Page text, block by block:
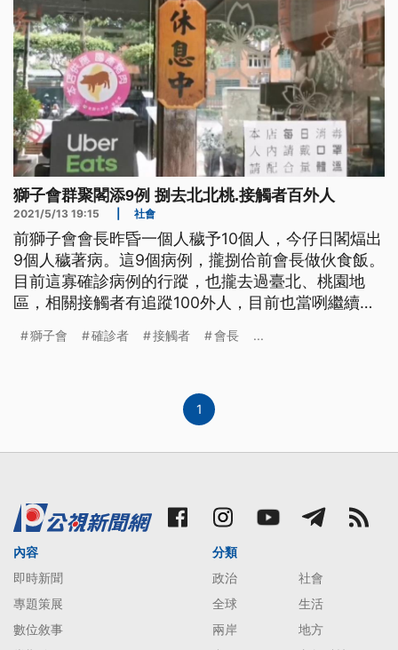
獅子會群聚閣添9例 捌去北北桃.接觸者百外人
2021/5/13 19:15 社會
前獅子會會長昨昏一個人穢予10個人，今仔日閣煏出
9個人穢著病。這9個病例，攏捌佮前會長做伙食飯。
目前這寡確診病例的行蹤，也攏去過臺北、桃園地
區，相關接觸者有追蹤100外人，目前也當咧繼續採
這家餐飲業者，前一天就接獲通知要消毒，業者說為
家日式料理，也是確診者曾經造
獅子會 確診者 接觸者 會長 ...
1
內容
即時新聞
專題策展
數位敘事
分類
政治
社會
全球
生活
兩岸
地方